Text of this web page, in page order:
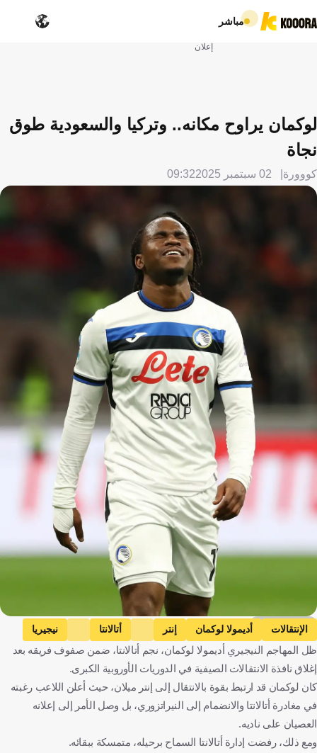
مباشر
إعلان
لوكمان يراوح مكانه.. وتركيا والسعودية طوق
نجاة
كووورة 02 سبتمبر 2025 09:32
Getty Images
الإنتقالات أديمولا لوكمان إنتر أتالانتا
نيجيريا
إيطاليا
كرة قدم
ظل المهاجم النيجيري أديمولا لوكمان، نجم أتالانتا، ضمن صفوف فريقه بعد
إغلاق نافذة الانتقالات الصيفية في الدوريات الأوروبية الكبرى.
كان لوكمان قد ارتبط بقوة بالانتقال إلى إنتر ميلان، حيث أعلن اللاعب رغبته
في مغادرة أتالانتا والانضمام إلى النيراتزوري، بل وصل الأمر إلى إعلانه
العصيان على ناديه.
ومع ذلك، رفضت إدارة أتالانتا السماح برحيله، متمسكة ببقائه.